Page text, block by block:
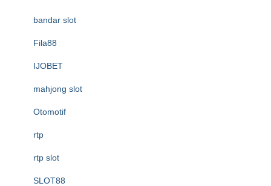
bandar slot
Fila88
IJOBET
mahjong slot
Otomotif
rtp
rtp slot
SLOT88